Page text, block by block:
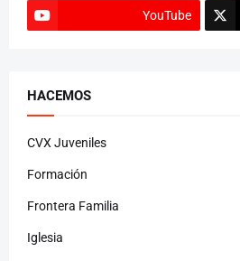
YouTube
HACEMOS
CVX Juveniles
Formación
Frontera Familia
Iglesia